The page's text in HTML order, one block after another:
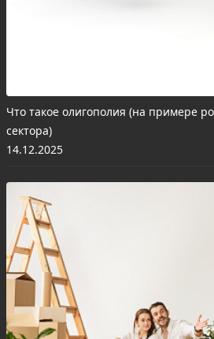
Что такое олигополия (на примере
сектора)
14.12.2025